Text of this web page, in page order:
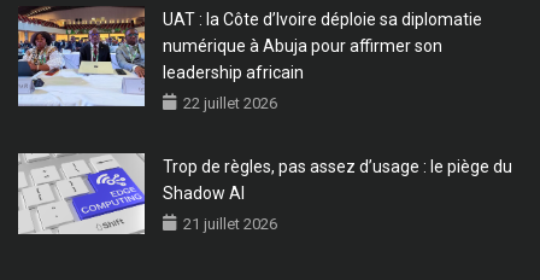
UAT : la Côte d’Ivoire déploie sa diplomatie
numérique à Abuja pour affirmer son
leadership africain
22 juillet 2026
Trop de règles, pas assez d’usage : le piège du
Shadow AI
21 juillet 2026